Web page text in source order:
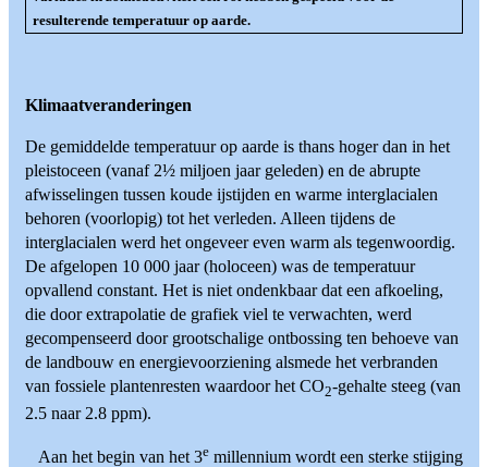
resulterende temperatuur op aarde.
Klimaatveranderingen
De gemiddelde temperatuur op aarde is thans hoger dan in het
pleistoceen (vanaf 2½ miljoen jaar geleden) en de abrupte
afwisselingen tussen koude ijstijden en warme interglacialen
behoren (voorlopig) tot het verleden. Alleen tijdens de
interglacialen werd het ongeveer even warm als tegenwoordig.
De afgelopen 10 000 jaar (holoceen) was de temperatuur
opvallend constant. Het is niet ondenkbaar dat een afkoeling,
die door extrapolatie de grafiek viel te verwachten, werd
gecompenseerd door grootschalige ontbossing ten behoeve van
de landbouw en energievoorziening alsmede het verbranden
van fossiele plantenresten waardoor het CO2-gehalte steeg (van
2.5 naar 2.8 ppm).
Aan het begin van het 3e millennium wordt een sterke stijging